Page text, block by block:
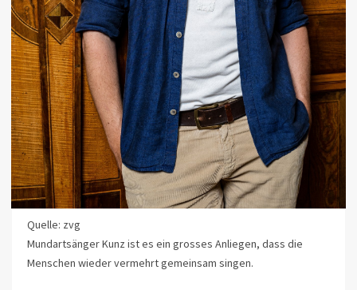
Quelle: zvg
Mundartsänger Kunz ist es ein grosses Anliegen, dass die
Menschen wieder vermehrt gemeinsam singen.